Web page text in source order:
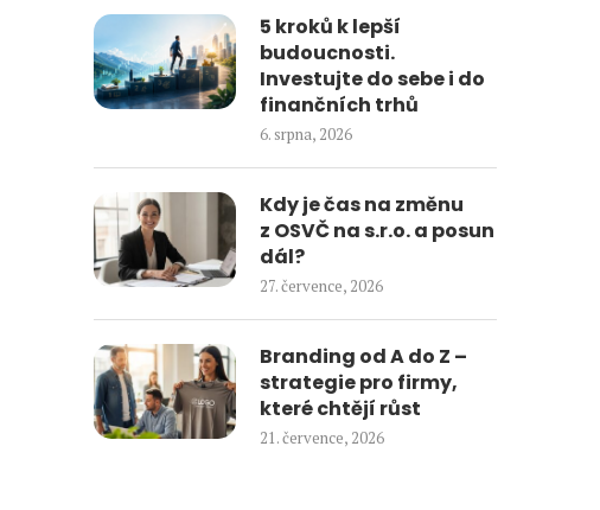
5 kroků k lepší
budoucnosti.
Investujte do sebe i do
finančních trhů
6. srpna, 2026
Kdy je čas na změnu
z OSVČ na s.r.o. a posun
dál?
27. července, 2026
Branding od A do Z –
strategie pro firmy,
které chtějí růst
21. července, 2026